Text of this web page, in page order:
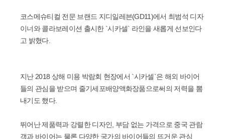
코스메슈티컬 전문 브랜드 지디일레븐(GD11)에서 최범석 디자
이너와 콜라보레이션 출시한 `시카셀` 라인을 새롭게 선보인다
고 밝혔다.
지난 2018 상해 미용 박람회 현장에서 `시카셀`은 해외 바이어
들의 관심을 받으며 줄기세포배양액화장품으로써의 저력을 뽐
내기도 했다.
뛰어난 제품력과 강렬한 디자인, 부담 없는 가격으로 중국 관람
객과 바이어는 물론 다양한 국가의 바이어들의 뜨거운 관심